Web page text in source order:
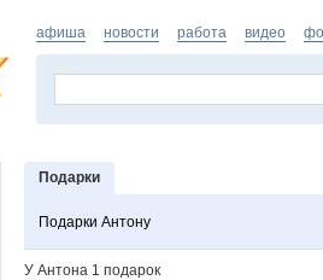
афиша новости работа видео
Подарки
Подарки Антону
У Антона 1 подарок